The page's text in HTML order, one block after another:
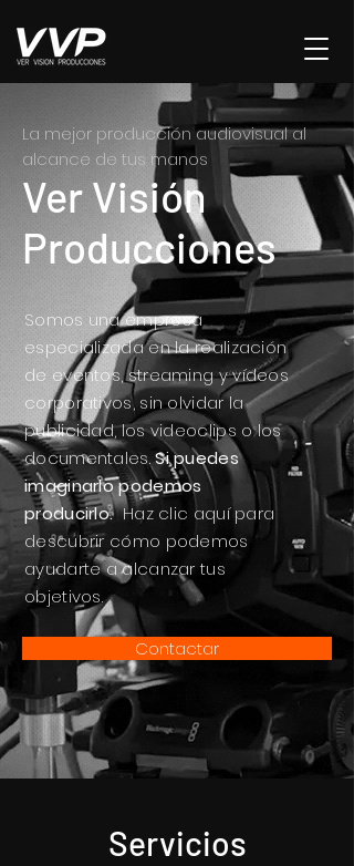
La mejor producción audiovisual al
alcance de tus manos
Ver Visión
Producciones
Somos una empresa
especializada en la realización
de eventos, streaming y vídeos
corporativos, sin olvidar la
publicidad, los videoclips o los
documentales.Si puedes
imaginarlo podemos
producirlo.Haz clic aquí para
descubrir cómo podemos
ayudarte a alcanzar tus
objetivos.
Contactar
Servicios